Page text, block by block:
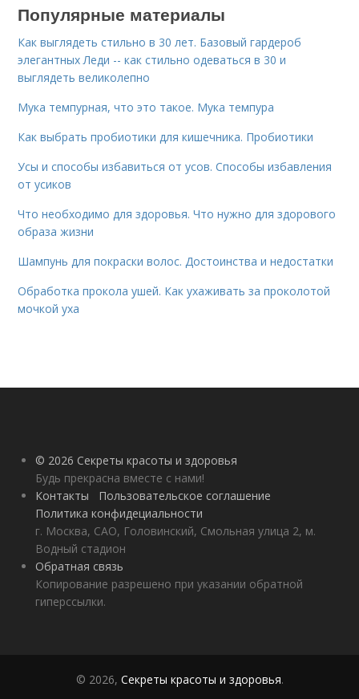
Популярные материалы
Как выглядеть стильно в 30 лет. Базовый гардероб
элегантных Леди -- как стильно одеваться в 30 и
выглядеть великолепно
Мука темпурная, что это такое. Мука темпура
Как выбрать пробиотики для кишечника. Пробиотики
Усы и способы избавиться от усов. Способы избавления
от усиков
Что необходимо для здоровья. Что нужно для здорового
образа жизни
Шампунь для покраски волос. Достоинства и недостатки
Обработка прокола ушей. Как ухаживать за проколотой
мочкой уха
© 2026 Секреты красоты и здоровья
Будь прекрасна вместе с нами!
Контакты
Пользовательское соглашение
Политика конфидециальности
г. Москва, САО, Головинский, Смольная улица 2, м.
Водный стадион
Обратная связь
Копирование разрешено при указании обратной
гиперссылки.
© 2026, Секреты красоты и здоровья.